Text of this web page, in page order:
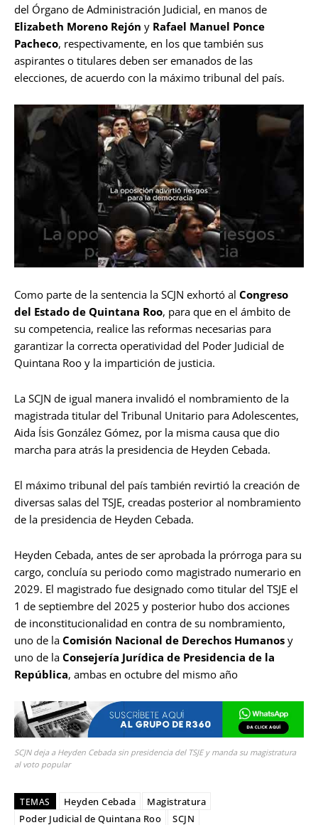
del Órgano de Administración Judicial, en manos de
Elizabeth Moreno Rejón y Rafael Manuel Ponce
Pacheco, respectivamente, en los que también sus
aspirantes o titulares deben ser emanados de las
elecciones, de acuerdo con la máximo tribunal del país.
Como parte de la sentencia la SCJN exhortó al Congreso
del Estado de Quintana Roo, para que en el ámbito de
su competencia, realice las reformas necesarias para
garantizar la correcta operatividad del Poder Judicial de
Quintana Roo y la impartición de justicia.
La SCJN de igual manera invalidó el nombramiento de la
magistrada titular del Tribunal Unitario para Adolescentes,
Aida Ísis González Gómez, por la misma causa que dio
marcha para atrás la presidencia de Heyden Cebada.
El máximo tribunal del país también revirtió la creación de
diversas salas del TSJE, creadas posterior al nombramiento
de la presidencia de Heyden Cebada.
Heyden Cebada, antes de ser aprobada la prórroga para su
cargo, concluía su periodo como magistrado numerario en
2029. El magistrado fue designado como titular del TSJE el
1 de septiembre del 2025 y posterior hubo dos acciones
de inconstitucionalidad en contra de su nombramiento,
uno de la Comisión Nacional de Derechos Humanos y
uno de la Consejería Jurídica de Presidencia de la
República, ambas en octubre del mismo año
SCJN deja a Heyden Cebada sin presidencia del TSJE y manda su magistratura
al voto popular
TEMAS Heyden Cebada
Magistratura
Poder Judicial de Quintana Roo
SCJN